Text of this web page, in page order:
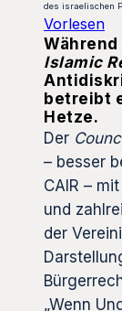
des israelischen
Vorlesen
Während
Islamic
betreibt
Hetze.
Der
– besser
CAIR –
und
der
„Wenn